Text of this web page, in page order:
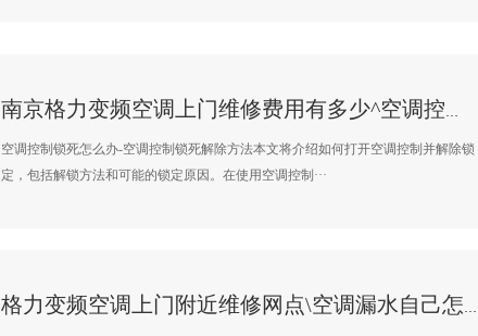
南京格力变频空调上门维修费用有多少^空调控制锁死怎么办-空调控制锁死解除方法
空调控制锁死怎么办-空调控制锁死解除方法本文将介绍如何打开空调控制并解除锁
定，包括解锁方法和可能的锁定原因。在使用空调控制···
格力变频空调上门附近维修网点\空调漏水自己怎么处理